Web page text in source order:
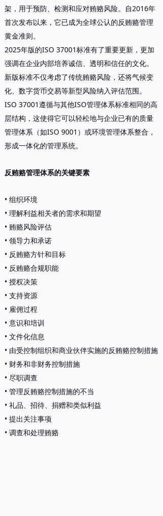
架，用于预防、检测和应对贿赂风险。自2016年
首次发布以来，它已成为全球公认的反贿赂管理
黄金准则。
2025年版的ISO 37001标准有了重要更新，更加
强调在企业内部培养诚信、透明和信任的文化。
新版标准不仅考虑了传统贿赂风险，还将气候变
化、数字货币交易等新型风险纳入评估范围。
ISO 37001遵循与其他ISO管理体系标准相同的高
层结构，这使得它可以轻松地与企业已有的质量
管理体系（如ISO 9001）或环境管理体系整合，
形成一体化的管理系统。
反贿赂管理体系的关键要素
• 组织环境
• 理解利益相关者的需求和期望
• 贿赂风险评估
• 领导力和承诺
• 反贿赂方针和目标
• 反贿赂合规职能
• 授权决策
• 支持资源
• 雇佣过程
• 意识和培训
• 文件化信息
• 由受控制组织和商业伙伴实施的反贿赂控制措施
• 财务和非财务控制措施
• 尽职调查
• 管理反贿赂控制措施的不当
• 礼品、招待、捐赠和类似利益
• 提出关注事项
• 调查和处理贿赂